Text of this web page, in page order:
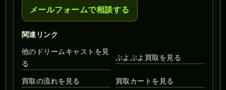
メールフォームで相談する
関連リンク
他のドリームキャストを見
る
ぷよぷよ買取を見る
買取の流れを見る 買取カートを見る